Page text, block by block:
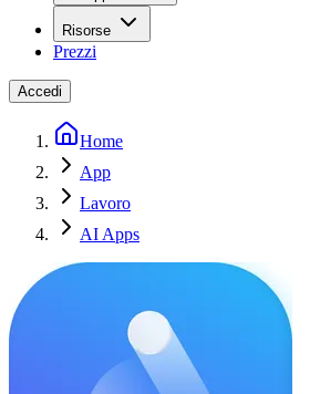
Risorse
Prezzi
Accedi
Home
App
Lavoro
AI Apps